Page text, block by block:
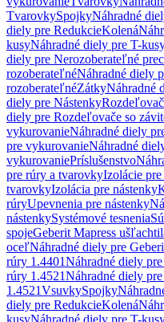
TvarovkySpojkyNáhradné
diely pre RedukcieKolená
kusyNáhradné diely pre T-
diely pre Nerozoberateľné
rozoberateľnéNáhradné diely
rozoberateľnéZátkyNáhradné
diely pre Nástenky
diely pre Rozdeľovače so
vykurovanieNáhradné diely
pre vykurovanieNáhradné
vykurovaniePríslušenstvo
pre rúry a tvarovkyIzolácie
tvarovkyIzolácia pre nástenky
rúryUpevnenia pre nástenky
nástenkySystémové tesnenia
spojeGeberit Mapress
oceľNáhradné diely pre
rúry 1.4401Náhradné diely
rúry 1.4521Náhradné diely
1.4521VsuvkySpojky
diely pre RedukcieKolená
kusyNáhradné diely pre T-